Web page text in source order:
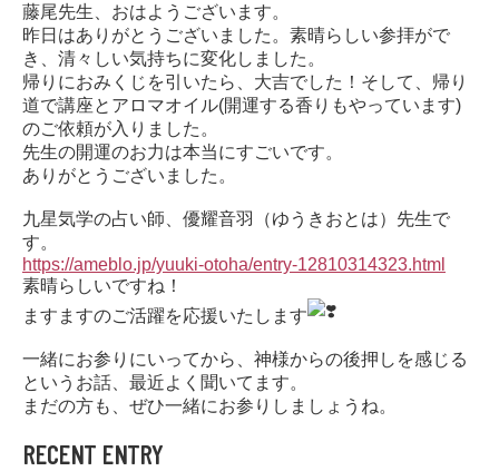
藤尾先生、おはようございます。
昨日はありがとうございました。素晴らしい参拝がで
き、清々しい気持ちに変化しました。
帰りにおみくじを引いたら、大吉でした！そして、帰り
道で講座とアロマオイル(開運する香りもやっています)
のご依頼が入りました。
先生の開運のお力は本当にすごいです。
ありがとうございました。
九星気学の占い師、優耀音羽（ゆうきおとは）先生で
す。
https://ameblo.jp/yuuki-otoha/entry-12810314323.html
素晴らしいですね！
ますますのご活躍を応援いたします
一緒にお参りにいってから、神様からの後押しを感じる
というお話、最近よく聞いてます。
まだの方も、ぜひ一緒にお参りしましょうね。
RECENT ENTRY